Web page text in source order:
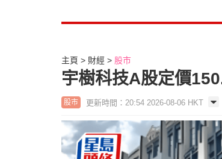
主頁 財經 股市
宇樹科技A股定價
股市 更新時間：20:54 2026-08-06 HKT